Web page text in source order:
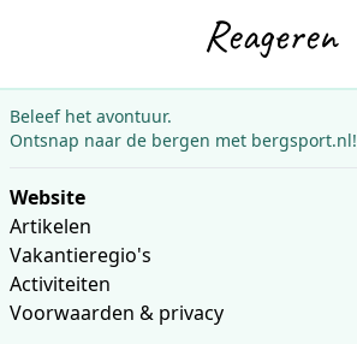
Reageren
Beleef het avontuur.
Ontsnap naar de bergen met bergsport.nl!
Website
Artikelen
Vakantieregio's
Activiteiten
Voorwaarden & privacy